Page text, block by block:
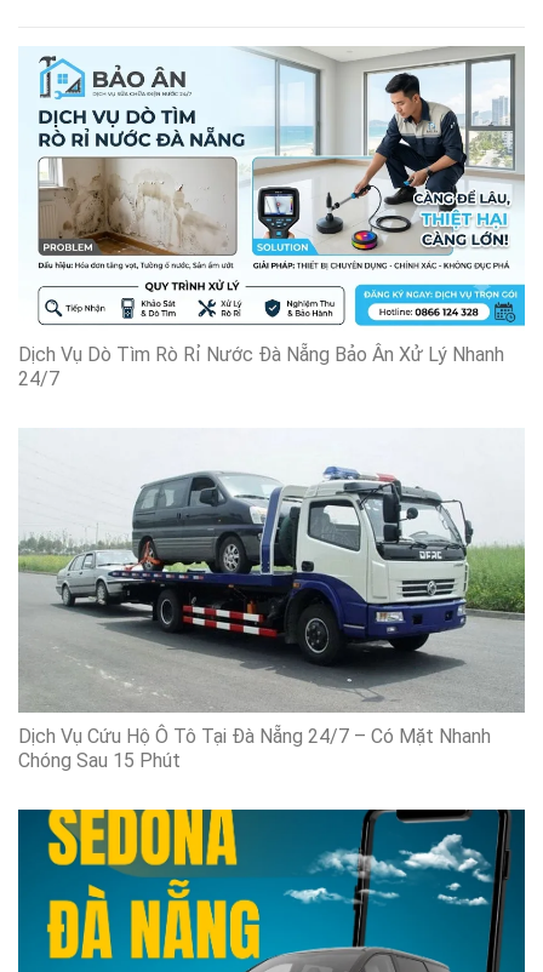
Dịch Vụ Dò Tìm Rò Rỉ Nước Đà Nẵng Bảo Ân Xử Lý Nhanh
24/7
Dịch Vụ Cứu Hộ Ô Tô Tại Đà Nẵng 24/7 – Có Mặt Nhanh
Chóng Sau 15 Phút